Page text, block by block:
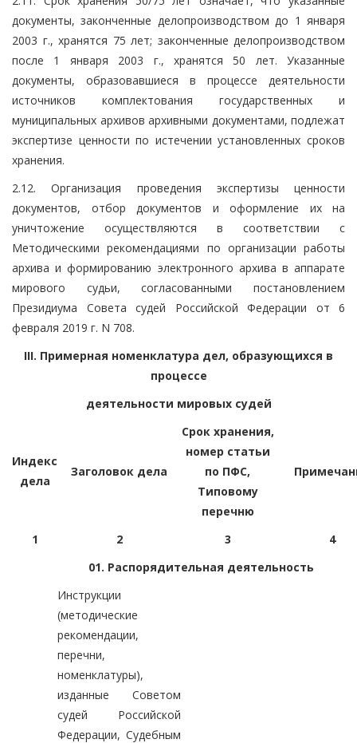
документы, законченные делопроизводством до 1 января
2003 г., хранятся 75 лет; законченные делопроизводством
после 1 января 2003 г., хранятся 50 лет. Указанные
документы, образовавшиеся в процессе деятельности
источников комплектования государственных и
муниципальных архивов архивными документами, подлежат
экспертизе ценности по истечении установленных сроков
хранения.
2.12. Организация проведения экспертизы ценности
документов, отбор документов и оформление их на
уничтожение осуществляются в соответствии с
Методическими рекомендациями по организации работы
архива и формированию электронного архива в аппарате
мирового судьи, согласованными постановлением
Президиума Совета судей Российской Федерации от 6
февраля 2019 г. N 708.
III. Примерная номенклатура дел, образующихся в
процессе
деятельности мировых судей
Индекс
дела
Заголовок дела
Срок хранения,
номер статьи
по ПФС,
Типовому
перечню
1 2 3
4
01. Распорядительная деятельность
Инструкции
(методические
рекомендации,
перечни,
номенклатуры),
изданные Советом
судей Российской
Федерации, Судебным